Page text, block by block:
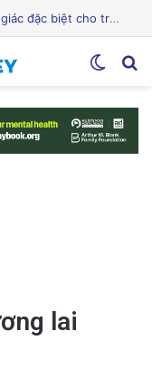
Mỹ lên án Trung Quốc lợi dụng vấn đề môi trường để tăng cường yêu sách Biển Đông
lai